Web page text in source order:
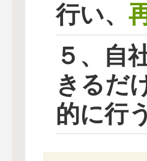
行い、
５、自
きるだ
的に行う